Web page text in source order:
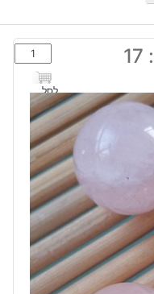
כדור רוז קוורץ קטן קוטר: 17
כמות
של
כדור
רוז
קוורץ
קטן
קוטר:
17
מ"מ
לסל